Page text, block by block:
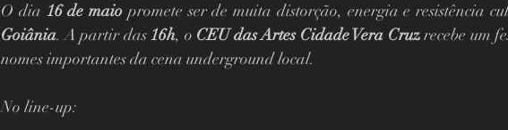
O dia 16 de maio promete ser de muita distorção, energia e resistência
Goiânia. A partir das 16h, o CEU das Artes Cidade Vera Cruz recebe um
nomes importantes da cena underground local.
No line-up: